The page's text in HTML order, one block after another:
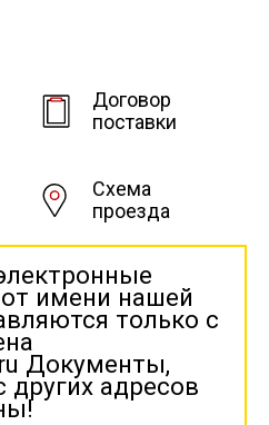
Договор
поставки
Схема
проезда
имени нашей
только с
Документы,
адресов